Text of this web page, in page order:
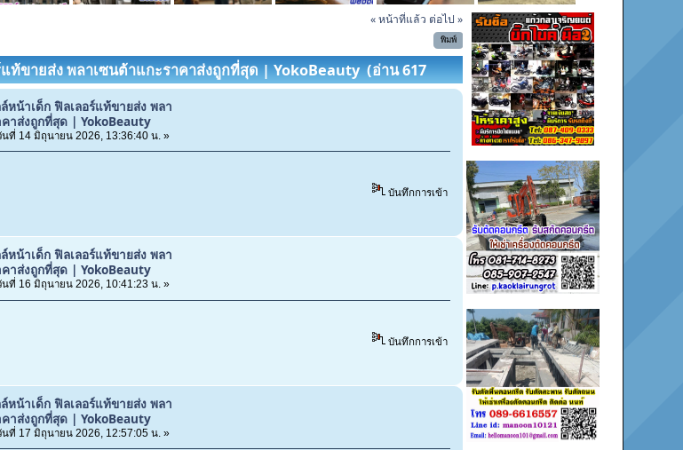
« หน้าที่แล้ว ต่อไป »
พิมพ์
ท้ขายส่ง พลาเซนต้าแกะราคาส่งถูกที่สุด | YokoBeauty (อ่าน 617
หน้าเด็ก ฟิลเลอร์แท้ขายส่ง พลา
คาส่งถูกที่สุด | YokoBeauty
นที่ 14 มิถุนายน 2026, 13:36:40 น. »
บันทึกการเข้า
หน้าเด็ก ฟิลเลอร์แท้ขายส่ง พลา
คาส่งถูกที่สุด | YokoBeauty
นที่ 16 มิถุนายน 2026, 10:41:23 น. »
บันทึกการเข้า
หน้าเด็ก ฟิลเลอร์แท้ขายส่ง พลา
คาส่งถูกที่สุด | YokoBeauty
นที่ 17 มิถุนายน 2026, 12:57:05 น. »